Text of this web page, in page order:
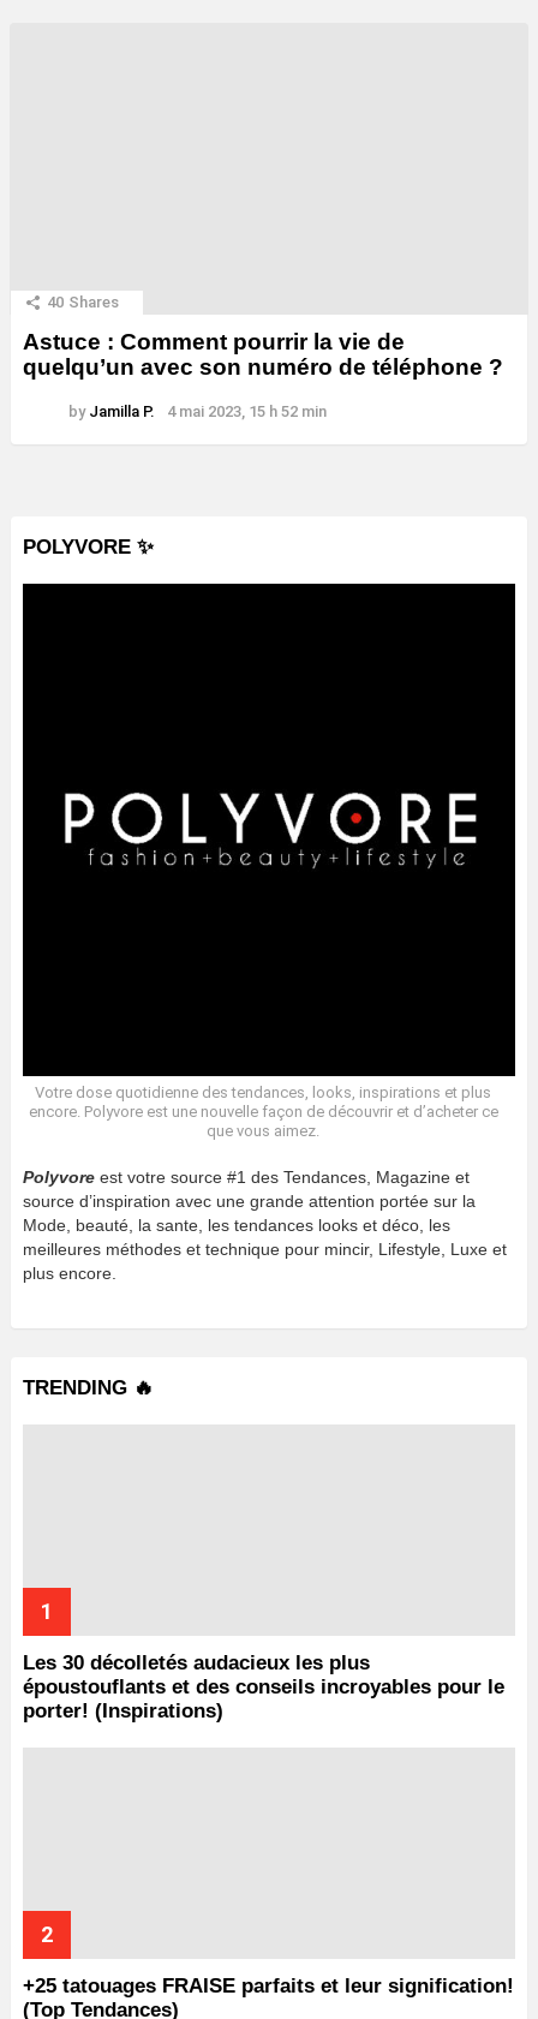
40 Shares
Astuce : Comment pourrir la vie de
quelqu’un avec son numéro de téléphone ?
by Jamilla P. 4 mai 2023, 15 h 52 min
POLYVORE ✨
Votre dose quotidienne des tendances, looks, inspirations et plus
encore. Polyvore est une nouvelle façon de découvrir et d’acheter ce
que vous aimez.
Polyvore est votre source #1 des Tendances, Magazine et
source d’inspiration avec une grande attention portée sur la
Mode, beauté, la sante, les tendances looks et déco, les
meilleures méthodes et technique pour mincir, Lifestyle, Luxe et
plus encore.
TRENDING 🔥
Les 30 décolletés audacieux les plus
époustouflants et des conseils incroyables pour le
porter! (Inspirations)
+25 tatouages ​​FRAISE parfaits et leur signification!
(Top Tendances)